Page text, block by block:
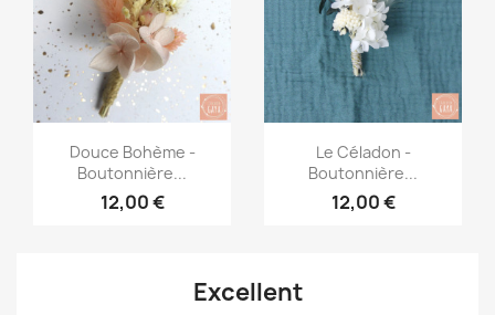
Aperçu rapide
Douce Bohème -
Boutonnière...
12,00 €
Aperçu rapide
Le Céladon -
Boutonnière...
12,00 €
Excellent